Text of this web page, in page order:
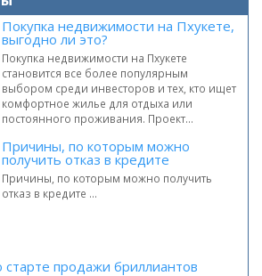
Покупка недвижимости на Пхукете,
выгодно ли это?
Покупка недвижимости на Пхукете
становится все более популярным
выбором среди инвесторов и тех, кто ищет
комфортное жилье для отдыха или
постоянного проживания. Проект...
Причины, по которым можно
получить отказ в кредите
Причины, по которым можно получить
отказ в кредите ...
продажи бриллиантов